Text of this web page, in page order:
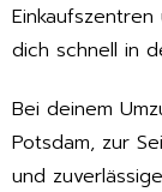
dich schnell in
Bei deinem
Potsdam, zur
und